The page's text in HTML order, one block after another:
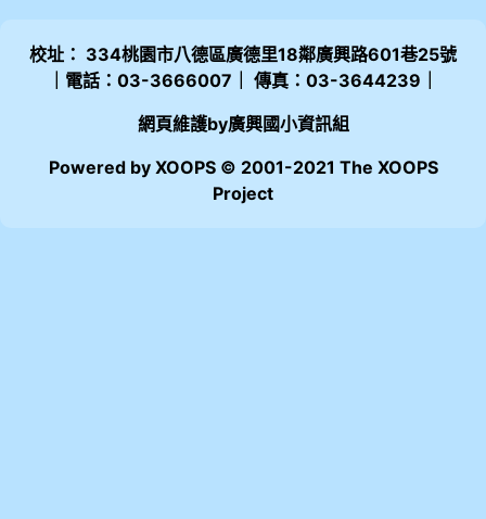
校址： 334桃園市八德區廣德里18鄰廣興路601巷25號
｜電話：03-3666007｜ 傳真：03-3644239｜
網頁維護by廣興國小資訊組
Powered by XOOPS © 2001-2021 The XOOPS
Project